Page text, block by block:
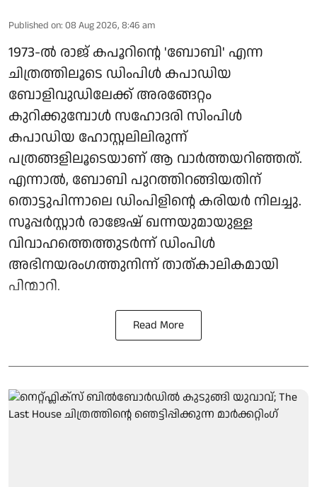
Published on: 08 Aug 2026, 8:46 am
1973-ല്‍ രാജ് കപൂറിന്റെ 'ബോബി' എന്ന
ചിത്രത്തിലൂടെ ഡിംപിള്‍ കപാഡിയ
ബോളിവുഡിലേക്ക് അരങ്ങേറ്റം
കുറിക്കുമ്പോള്‍ സഹോദരി സിംപിള്‍
കപാഡിയ ഹോസ്റ്റലിലിരുന്ന്
പത്രങ്ങളിലൂടെയാണ് ആ വാര്‍ത്തയറിഞ്ഞത്.
എന്നാല്‍, ബോബി പുറത്തിറങ്ങിയതിന്
തൊട്ടുപിന്നാലെ ഡിംപിളിന്റെ കരിയര്‍ നിലച്ചു.
സൂപ്പര്‍സ്റ്റാര്‍ രാജേഷ് ഖന്നയുമായുള്ള
വിവാഹത്തെത്തുടര്‍ന്ന് ഡിംപിള്‍
അഭിനയരംഗത്തുനിന്ന് താത്കാലികമായി
പിന്മാറി.
Read More